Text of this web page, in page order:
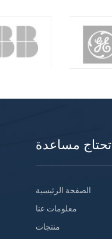
تحتاج مساعدة
الصفحة الرئيسية
معلومات عنا
منتجات